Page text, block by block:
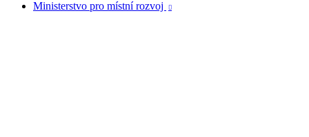
Ministerstvo pro místní rozvoj
